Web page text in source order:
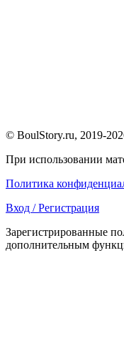
© BoulStory.ru, 2019-
При использовании
Политика
Вход / Регистрация
Зарегистрированные
дополнительным